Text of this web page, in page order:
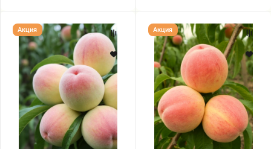
Персик
"ДОНЕЦКИЙ
БЕЛЫЙ"
(срок
созревания
август)
Акция
Персик
"Елгавский"
(срок
созревания
август)
Акция